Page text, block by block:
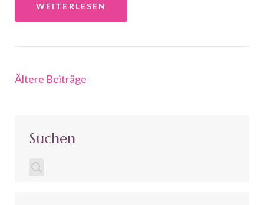
WEITERLESEN
Beitragsnavigation
Ältere Beiträge
Suchen